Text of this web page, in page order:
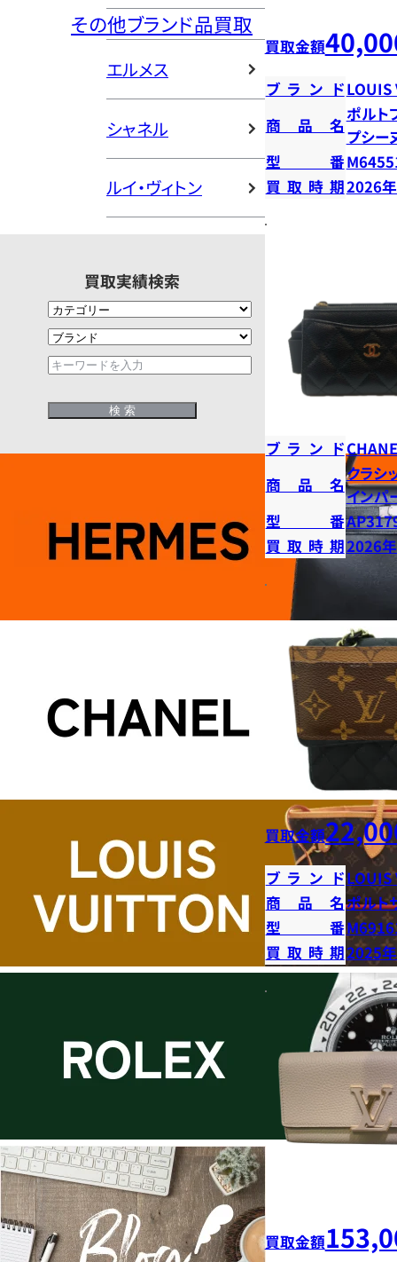
その他ブランド品買取
エルメス
シャネル
ルイ・ヴィトン
買取実績検索
買取金額
ブランドLOUIS
商品名
ポルト
プシー
型番
買取時期2026
ブランド
商品名
クラシ
インパ
型番
買取時期2026
買取金額
ブランドLOUIS
商品名ポルト
型番
買取時期2025
買取金額